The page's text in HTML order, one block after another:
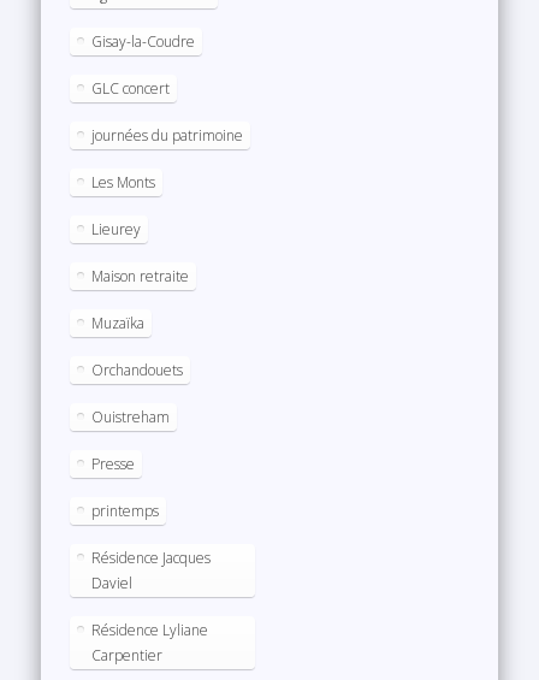
Gisay-la-Coudre
GLC concert
journées du patrimoine
Les Monts
Lieurey
Maison retraite
Muzaïka
Orchandouets
Ouistreham
Presse
printemps
Résidence Jacques
Daviel
Résidence Lyliane
Carpentier